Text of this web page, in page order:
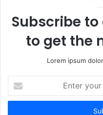
Subscribe
to get the
Lorem ipsum
your
Email